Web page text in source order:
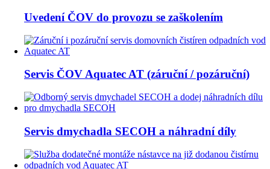
Uvedení ČOV do provozu se zaškolením
Servis ČOV Aquatec AT (záruční / pozáruční)
Servis dmychadla SECOH a náhradní díly